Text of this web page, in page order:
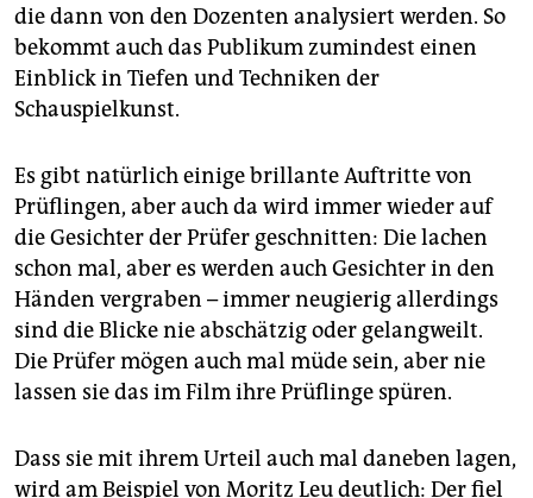
die dann von den Dozenten analysiert werden. So
bekommt auch das Publikum zumindest einen
Einblick in Tiefen und Techniken der
Schauspielkunst.
Es gibt natürlich einige brillante Auftritte von
Prüflingen, aber auch da wird immer wieder auf
die Gesichter der Prüfer geschnitten: Die lachen
schon mal, aber es werden auch Gesichter in den
Händen vergraben – immer neugierig allerdings
sind die Blicke nie abschätzig oder gelangweilt.
Die Prüfer mögen auch mal müde sein, aber nie
lassen sie das im Film ihre Prüflinge spüren.
Dass sie mit ihrem Urteil auch mal daneben lagen,
wird am Beispiel von Moritz Leu deutlich: Der fiel